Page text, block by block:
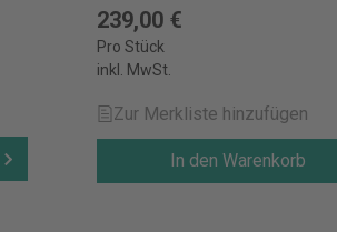
239,00 €
Pro Stück
inkl. MwSt.
Zur Merkliste hinzufügen
In den Warenkorb